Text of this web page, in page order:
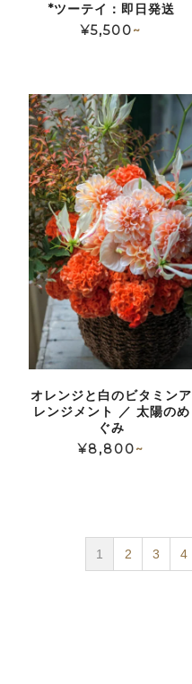
*ツーテイ：即日発送
¥5,500~
オレンジと白のビタミンア
レンジメント ／ 太陽のめ
ぐみ
¥8,800~
1 2 3 4